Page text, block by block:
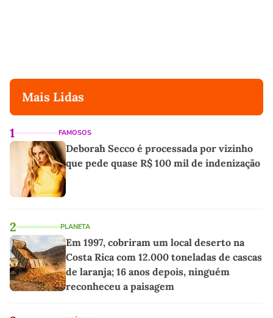
Mais Lidas
1 FAMOSOS
Deborah Secco é processada por vizinho
que pede quase R$ 100 mil de indenização
2 PLANETA
Em 1997, cobriram um local deserto na
Costa Rica com 12.000 toneladas de cascas
de laranja; 16 anos depois, ninguém
reconheceu a paisagem